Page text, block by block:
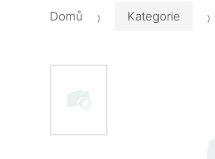
Domů Kategorie